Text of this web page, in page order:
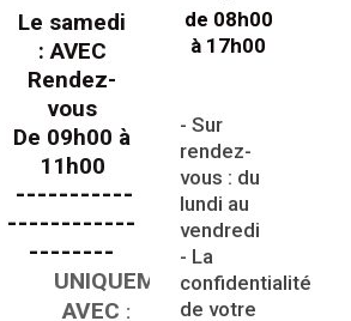
Le samedi
: AVEC
Rendez-
vous
De 09h00 à
11h00
-----------
------------
--------
UNIQUEMENT
AVEC :
de 08h00
à 17h00
- Sur
rendez-
vous : du
lundi au
vendredi
- La
confidentialité
de votre